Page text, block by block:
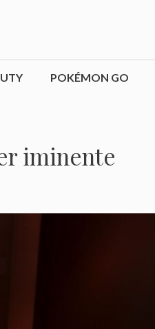
POKÉMON GO
iminente